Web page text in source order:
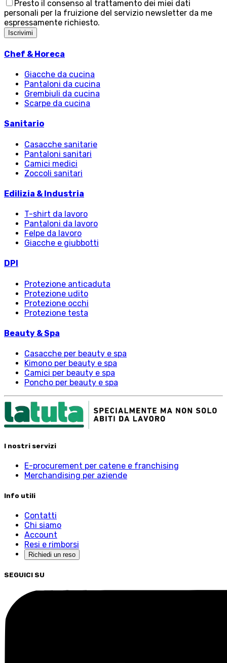
Presto il consenso al trattamento dei miei dati
personali per la fruizione del servizio newsletter da me
espressamente richiesto.
Iscrivimi
Chef & Horeca
Giacche da cucina
Pantaloni da cucina
Grembiuli da cucina
Scarpe da cucina
Sanitario
Casacche sanitarie
Pantaloni sanitari
Camici medici
Zoccoli sanitari
Edilizia & Industria
T-shirt da lavoro
Pantaloni da lavoro
Felpe da lavoro
Giacche e giubbotti
DPI
Protezione anticaduta
Protezione udito
Protezione occhi
Protezione testa
Beauty & Spa
Casacche per beauty e spa
Kimono per beauty e spa
Camici per beauty e spa
Poncho per beauty e spa
I nostri servizi
E-procurement per catene e franchising
Merchandising per aziende
Info utili
Contatti
Chi siamo
Account
Resi e rimborsi
Richiedi un reso
SEGUICI SU